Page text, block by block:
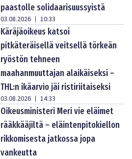
paastolle solidaarisuussyistä
03.08.2026 | 10:33
Käräjäoikeus katsoi
pitkäteräisellä veitsellä törkeän
ryöstön tehneen
maahanmuuttajan alaikäiseksi –
THL:n ikäarvio jäi ristiriitaiseksi
03.08.2026 | 14:33
Oikeusministeri Meri vie eläimet
rääkkääjiltä – eläintenpitokiellon
rikkomisesta jatkossa jopa
vankeutta